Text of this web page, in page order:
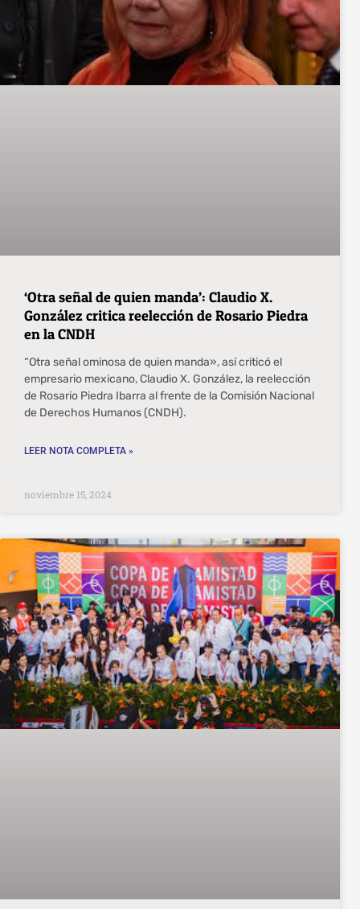
‘Otra señal de quien manda’: Claudio X.
González critica reelección de Rosario Piedra
en la CNDH
“Otra señal ominosa de quien manda», así criticó el
empresario mexicano, Claudio X. González, la reelección
de Rosario Piedra Ibarra al frente de la Comisión Nacional
de Derechos Humanos (CNDH).
LEER NOTA COMPLETA »
noviembre 15, 2024